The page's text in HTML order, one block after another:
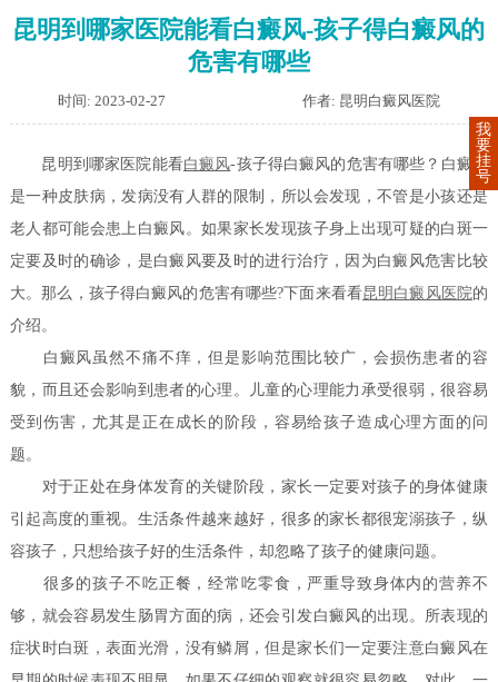
昆明到哪家医院能看白癜风-孩子得白癜风的
危害有哪些
时间: 2023-02-27 作者: 昆明白癜风医院
昆明到哪家医院能看白癜风-孩子得白癜风的危害有哪些？白癜风
是一种皮肤病，发病没有人群的限制，所以会发现，不管是小孩还是
老人都可能会患上白癜风。如果家长发现孩子身上出现可疑的白斑一
定要及时的确诊，是白癜风要及时的进行治疗，因为白癜风危害比较
大。那么，孩子得白癜风的危害有哪些?下面来看看昆明白癜风医院的
介绍。
白癜风虽然不痛不痒，但是影响范围比较广，会损伤患者的容
貌，而且还会影响到患者的心理。儿童的心理能力承受很弱，很容易
受到伤害，尤其是正在成长的阶段，容易给孩子造成心理方面的问
题。
对于正处在身体发育的关键阶段，家长一定要对孩子的身体健康
引起高度的重视。生活条件越来越好，很多的家长都很宠溺孩子，纵
容孩子，只想给孩子好的生活条件，却忽略了孩子的健康问题。
很多的孩子不吃正餐，经常吃零食，严重导致身体内的营养不
够，就会容易发生肠胃方面的病，还会引发白癜风的出现。所表现的
症状时白斑，表面光滑，没有鳞屑，但是家长们一定要注意白癜风在
我
要
挂
号